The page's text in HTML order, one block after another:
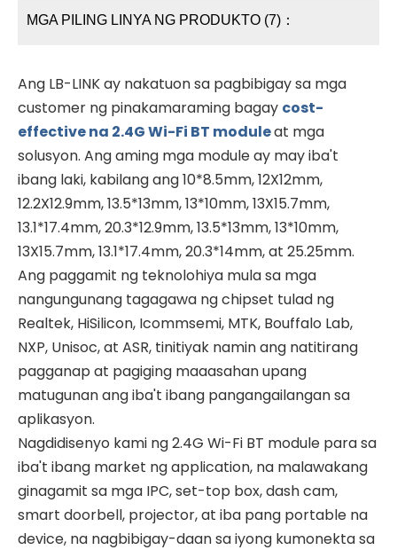
MGA PILING LINYA NG PRODUKTO (7)：
Ang LB-LINK ay nakatuon sa pagbibigay sa mga
customer ng pinakamaraming bagay cost-
effective na 2.4G Wi-Fi BT moduleat mga
solusyon. Ang aming mga module ay may iba't
ibang laki, kabilang ang 10*8.5mm, 12X12mm,
12.2X12.9mm, 13.5*13mm, 13*10mm, 13X15.7mm,
13.1*17.4mm, 20.3*12.9mm, 13.5*13mm, 13*10mm,
13X15.7mm, 13.1*17.4mm, 20.3*14mm, at 25.25mm.
Ang paggamit ng teknolohiya mula sa mga
nangungunang tagagawa ng chipset tulad ng
Realtek, HiSilicon, Icommsemi, MTK, Bouffalo Lab,
NXP, Unisoc, at ASR, tinitiyak namin ang natitirang
pagganap at pagiging maaasahan upang
matugunan ang iba't ibang pangangailangan sa
aplikasyon.
Nagdidisenyo kami ng 2.4G Wi-Fi BT module para sa
iba't ibang market ng application, na malawakang
ginagamit sa mga IPC, set-top box, dash cam,
smart doorbell, projector, at iba pang portable na
device, na nagbibigay-daan sa iyong kumonekta sa